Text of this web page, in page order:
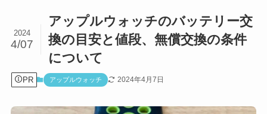
アップルウォッチのバッテリー交
換の目安と値段、無償交換の条件
について
2024
4/07
PR アップルウォッチ 2024年4月7日